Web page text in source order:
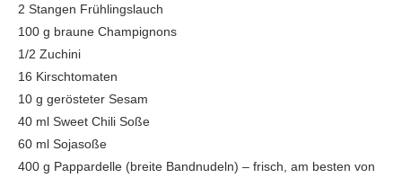
2 Stangen Frühlingslauch
100 g braune Champignons
1/2 Zuchini
16 Kirschtomaten
10 g gerösteter Sesam
40 ml Sweet Chili Soße
60 ml Sojasoße
400 g Pappardelle (breite Bandnudeln) – frisch, am besten von